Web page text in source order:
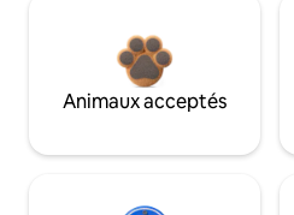
Animaux acceptés